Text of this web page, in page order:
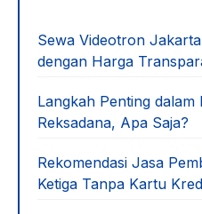
Sewa Videotron
dengan Harga
Langkah Penting dalam
Reksadana, Apa Saja?
Rekomendasi Jasa
Ketiga Tanpa Kartu